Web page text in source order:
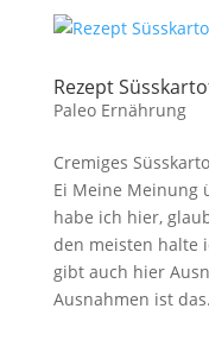
Rezept
Paleo Ernährung
Cremiges
Ei Meine Meinung
habe ich hier,
den meisten halte
gibt auch hier
Ausnahmen ist